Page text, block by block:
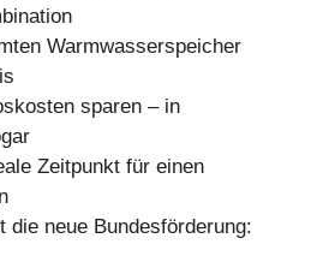
Warmwasserspeicher
sparen – in
Zeitpunkt für einen
die neue Bundesförderung: